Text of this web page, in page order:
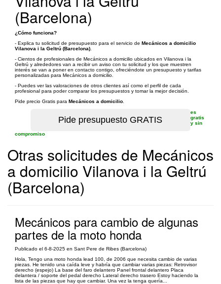
(Barcelona)
¿Cómo funciona?
- Explica tu solicitud de presupuesto para el servicio de Mecánicos a domicilio
Vilanova i la Geltrú (Barcelona)
- Cientos de profesionales de Mecánicos a domicilio ubicados en Vilanova i la
Geltrú y alrededores van a recibir un aviso con tu solicitud y los que muestren
interés se van a poner en contacto contigo, ofreciéndote un presupuesto y tarifas
personalizadas para Mecánicos a domicilio.
- Puedes ver las valoraciones de otros clientes así como el perfil de cada
profesional para poder comparar los presupuestos y tomar la mejor decisión.
Pide precio Gratis para Mecánicos a domicilio
es
gratis
y sin
compromiso
Otras solicitudes de Mecánicos
a domicilio Vilanova i la Geltrú
(Barcelona)
Mecánicos para cambio de algunas
partes de la moto honda
Publicado el 6-8-2025 en Sant Pere de Ribes (Barcelona)
Hola, Tengo una moto honda lead 100, de 2006 que necesita cambio de varias
piezas. He tenido una caída leve y habría que cambiar varias piezas: Retrovisor
derecho (espejo) La base del faro delantero Panel frontal delantero Placa
delantera / soporte del pedal derecho Lateral derecho trasero Estoy haciendo la
lista de las piezas que hay que cambiar. Una vez la tenga quería...